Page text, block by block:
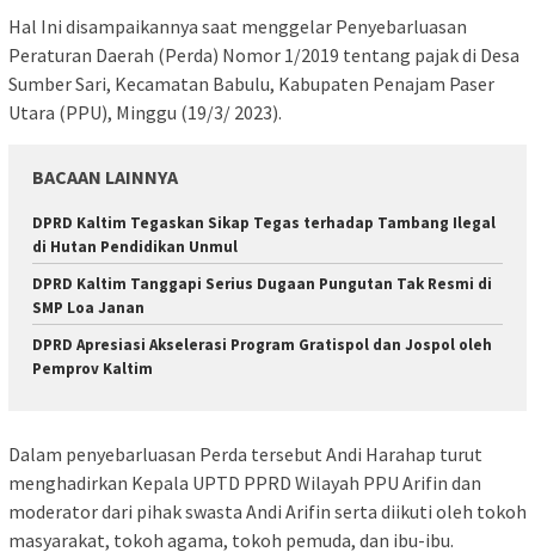
Hal Ini disampaikannya saat menggelar Penyebarluasan
Peraturan Daerah (Perda) Nomor 1/2019 tentang pajak di Desa
Sumber Sari, Kecamatan Babulu, Kabupaten Penajam Paser
Utara (PPU), Minggu (19/3/ 2023).
BACAAN LAINNYA
DPRD Kaltim Tegaskan Sikap Tegas terhadap Tambang Ilegal
di Hutan Pendidikan Unmul
DPRD Kaltim Tanggapi Serius Dugaan Pungutan Tak Resmi di
SMP Loa Janan
DPRD Apresiasi Akselerasi Program Gratispol dan Jospol oleh
Pemprov Kaltim
Dalam penyebarluasan Perda tersebut Andi Harahap turut
menghadirkan Kepala UPTD PPRD Wilayah PPU Arifin dan
moderator dari pihak swasta Andi Arifin serta diikuti oleh tokoh
masyarakat, tokoh agama, tokoh pemuda, dan ibu-ibu.